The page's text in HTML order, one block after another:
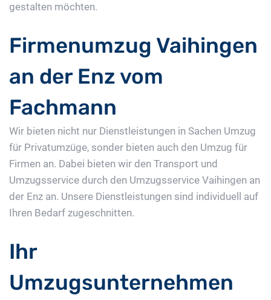
gestalten möchten.
Firmenumzug Vaihingen
an der Enz vom
Fachmann
Wir bieten nicht nur Dienstleistungen in Sachen Umzug
für Privatumzüge, sonder bieten auch den Umzug für
Firmen an. Dabei bieten wir den Transport und
Umzugsservice durch den Umzugsservice Vaihingen an
der Enz an. Unsere Dienstleistungen sind individuell auf
Ihren Bedarf zugeschnitten.
Ihr
Umzugsunternehmen